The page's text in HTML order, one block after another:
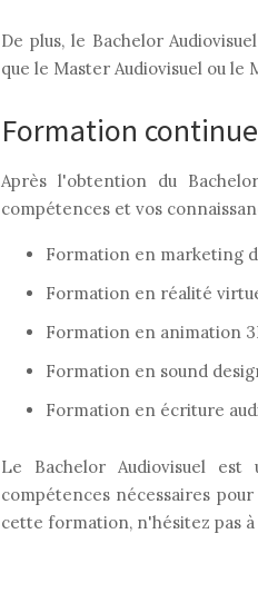
De plus, le Bachelor
que le Master Audiovisuel ou le
Formation
Après l'obtention du
compétences et vos
Formation en marketing
Formation en réalité
Formation en animation
Formation en sound
Formation en écriture
Le Bachelor Audiovisuel
compétences nécessaires
cette formation, n'hésitez pas